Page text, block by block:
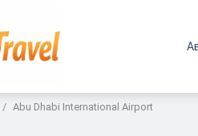
Abu Dhabi International Airport